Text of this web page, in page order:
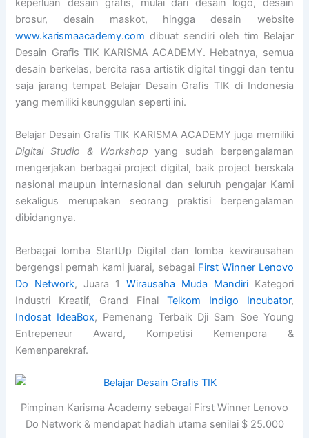
keperluan desain grafis, mulai dari desain logo, desain
brosur, desain maskot, hingga desain website
www.karismaacademy.com dibuat sendiri oleh tim Belajar
Desain Grafis TIK KARISMA ACADEMY. Hebatnya, semua
desain berkelas, bercita rasa artistik digital tinggi dan tentu
saja jarang tempat Belajar Desain Grafis TIK di Indonesia
yang memiliki keunggulan seperti ini.
Belajar Desain Grafis TIK KARISMA ACADEMY juga memiliki
Digital Studio & Workshop yang sudah berpengalaman
mengerjakan berbagai project digital, baik project berskala
nasional maupun internasional dan seluruh pengajar Kami
sekaligus merupakan seorang praktisi berpengalaman
dibidangnya.
Berbagai lomba StartUp Digital dan lomba kewirausahan
bergengsi pernah kami juarai, sebagai First Winner Lenovo
Do Network, Juara 1 Wirausaha Muda MandiriKategori
Industri Kreatif, Grand Final Telkom Indigo Incubator,
Indosat IdeaBox, Pemenang Terbaik Dji Sam Soe Young
Entrepeneur Award, Kompetisi Kemenpora &
Kemenparekraf.
Pimpinan Karisma Academy sebagai First Winner Lenovo
Do Network & mendapat hadiah utama senilai $ 25.000